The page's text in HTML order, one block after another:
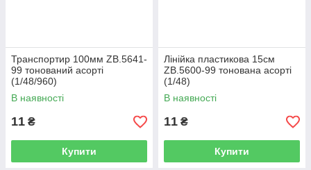
Транспортир 100мм ZB.5641-
99 тонований асорті
(1/48/960)
В наявності
11 ₴
Купити
Лінійка пластикова 15см
ZB.5600-99 тонована асорті
(1/48)
В наявності
11 ₴
Купити